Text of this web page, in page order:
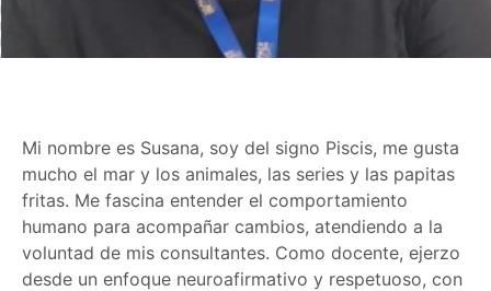
Mi nombre es Susana, soy del signo Piscis, me gusta
mucho el mar y los animales, las series y las papitas
fritas. Me fascina entender el comportamiento
humano para acompañar cambios, atendiendo a la
voluntad de mis consultantes. Como docente, ejerzo
desde un enfoque neuroafirmativo y respetuoso, con